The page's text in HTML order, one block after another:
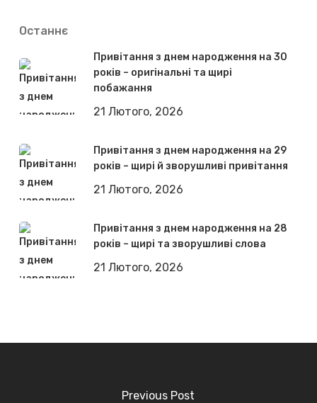
Останнє
Привітання з днем народження на 30
років – оригінальні та щирі
побажання
21 Лютого, 2026
Привітання з днем народження на 29
років – щирі й зворушливі привітання
21 Лютого, 2026
Привітання з днем народження на 28
років – щирі та зворушливі слова
21 Лютого, 2026
Previous Post